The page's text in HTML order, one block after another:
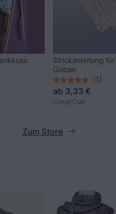
Strickanleitung
Goban
(1)
ab 3,33 €
CreatOwl
Zum Store